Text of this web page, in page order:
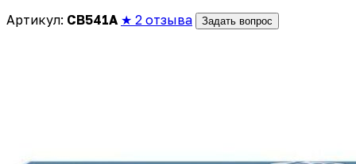
Артикул: CB541A ★ 2 отзыва Задать вопрос